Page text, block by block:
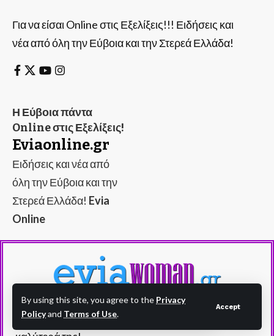
By using this site, you agree to the Privacy
Policyand Terms of Use.
Accept
Για να είσαι Online στις Εξελίξεις!!! Ειδήσεις και
νέα από όλη την Εύβοια και την Στερεά Ελλάδα!
Η Εύβοια πάντα
Online στις Εξελίξεις!
Eviaonline.gr
Ειδήσεις και νέα από
όλη την Εύβοια και την
Στερεά Ελλάδα! Evia
Online
Evia Woman - eviawoman.gr - Η Εύβοια στα